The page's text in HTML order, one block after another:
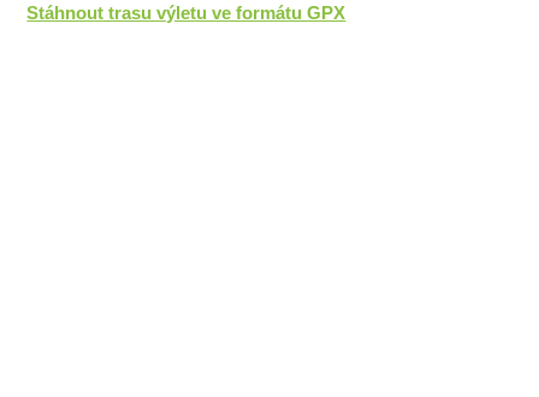
Stáhnout trasu výletu ve formátu GPX